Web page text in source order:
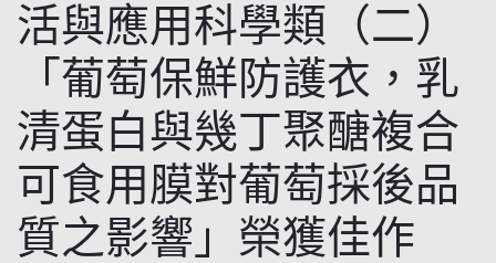
活與應用科學類（二）
「葡萄保鮮防護衣，乳
清蛋白與幾丁聚醣複合
可食用膜對葡萄採後品
質之影響」榮獲佳作